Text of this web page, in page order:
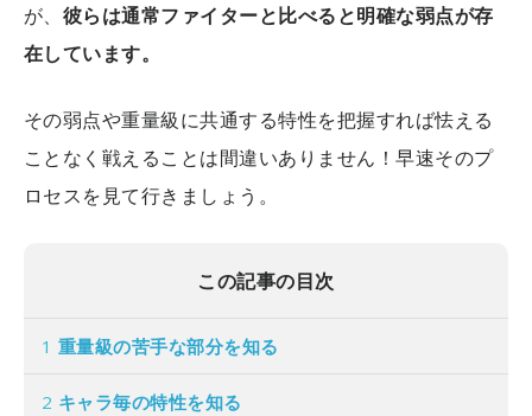
が、 彼らは通常ファイターと比べると明確な弱点が存
在しています。
その弱点や重量級に共通する特性を把握すれば怯える
ことなく戦えることは間違いありません！早速そのプ
ロセスを見て行きましょう。
この記事の目次
1 重量級の苦手な部分を知る
2 キャラ毎の特性を知る